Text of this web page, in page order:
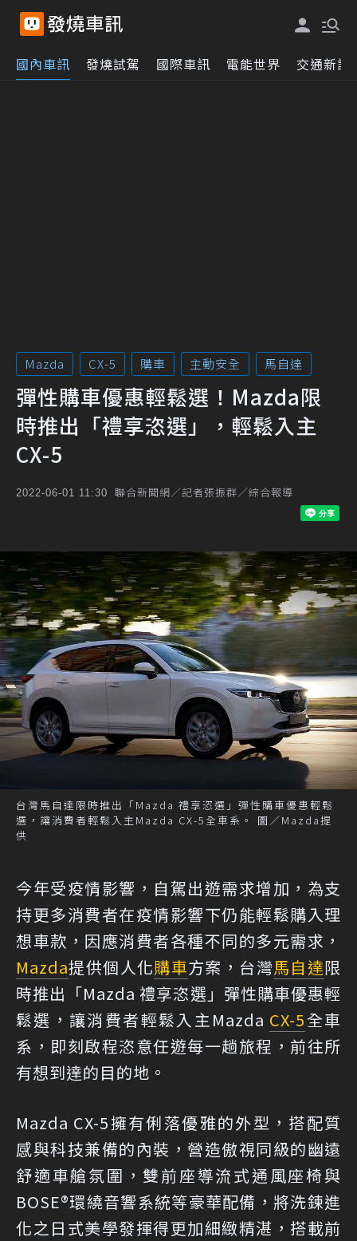
國內車訊 發燒試駕 國際車訊 電能世界 交通新訊
Mazda CX-5 購車 主動安全 馬自達
彈性購車優惠輕鬆選！Mazda限
時推出「禮享恣選」，輕鬆入主
CX-5
2022-06-01 11:30 聯合新聞網／記者張振群／綜合報導
台灣馬自達限時推出「Mazda 禮享恣選」彈性購車優惠輕鬆
選，讓消費者輕鬆入主Mazda CX-5全車系。 圖／Mazda提
供
今年受疫情影響，自駕出遊需求增加，為支
持更多消費者在疫情影響下仍能輕鬆購入理
想車款，因應消費者各種不同的多元需求，
Mazda提供個人化購車方案，台灣馬自達限
時推出「Mazda 禮享恣選」彈性購車優惠輕
鬆選，讓消費者輕鬆入主Mazda CX-5全車
系，即刻啟程恣意任遊每一趟旅程，前往所
有想到達的目的地。
Mazda CX-5擁有俐落優雅的外型，搭配質
感與科技兼備的內裝，營造傲視同級的幽遠
舒適車艙氛圍，雙前座導流式通風座椅與
BOSE®環繞音響系統等豪華配備，將洗鍊進
化之日式美學發揮得更加細緻精湛，搭載前